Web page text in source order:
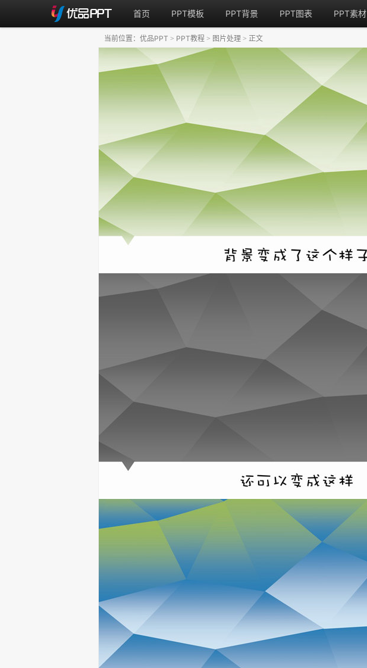
首页 PPT模板 PPT背景 PPT图表 PPT素材
当前位置： 优品PPT > PPT教程 > 图片处理 > 正文